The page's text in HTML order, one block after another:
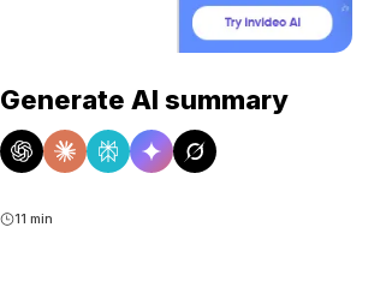
Generate AI summary
11 min